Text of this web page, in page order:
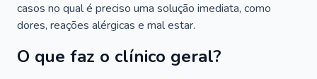
casos no qual é preciso uma solução imediata, como
dores, reações alérgicas e mal estar.
O que faz o clínico geral?